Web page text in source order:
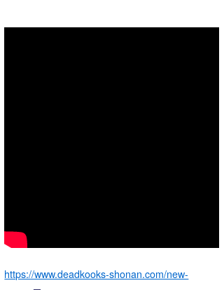
https://www.deadkooks-shonan.com/new-